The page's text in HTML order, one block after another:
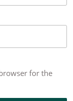
for the